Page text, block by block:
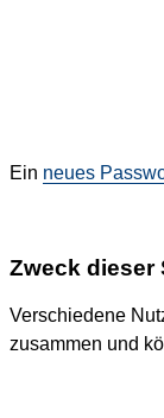
Ein neues
Zweck dieser
Verschiedene
zusammen und